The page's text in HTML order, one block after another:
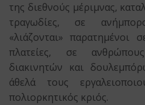
της διεθνούς μέριμνας,
τραγωδίες, σε
«λιάζονται»
πλατείες, σε
διακινητών και
άθελά τους
πολιορκητικός κριός.